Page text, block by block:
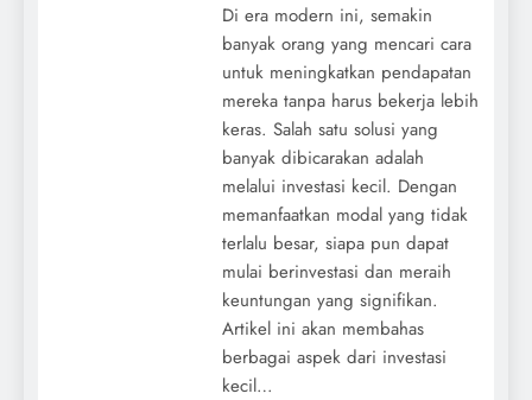
Di era modern ini, semakin
banyak orang yang mencari cara
untuk meningkatkan pendapatan
mereka tanpa harus bekerja lebih
keras. Salah satu solusi yang
banyak dibicarakan adalah
melalui investasi kecil. Dengan
memanfaatkan modal yang tidak
terlalu besar, siapa pun dapat
mulai berinvestasi dan meraih
keuntungan yang signifikan.
Artikel ini akan membahas
berbagai aspek dari investasi
kecil…